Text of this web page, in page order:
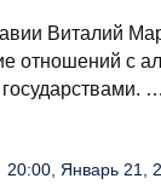
Виталий
отношений с
…
20:00, Январь 21,